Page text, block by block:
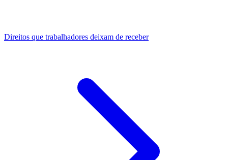
Direitos que trabalhadores deixam de receber